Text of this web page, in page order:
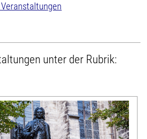
unter der Rubrik: